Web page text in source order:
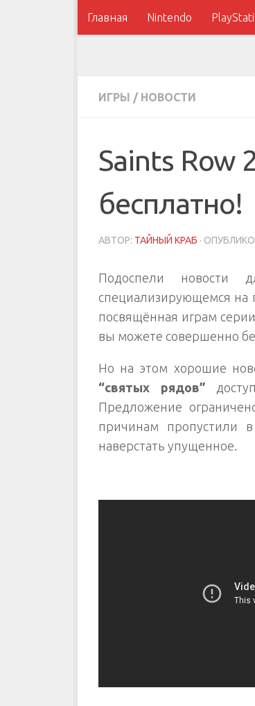
Главная Nintendo
ИГРЫ / НОВОСТИ
Saints Row
бесплатно!
АВТОР: ТАЙНЫЙ КРАБ ·
Подоспели новости
специализирующемся
посвящённая играм серии
вы можете совершенно
Но на этом хорошие
“святых рядов”
Предложение
причинам пропустили
наверстать упущенное.